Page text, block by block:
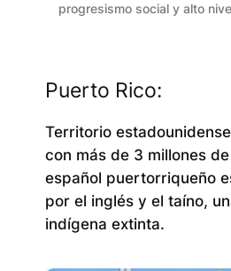
progresismo social y alto
Puerto Rico:
Territorio
con más de 3 millones
español puertorriqueño
por el inglés y el taíno,
indígena extinta.